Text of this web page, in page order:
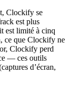
Clockify se
est plus
est limité à cinq
ce que Clockify ne
Clockify perd
— ces outils
d’écran,